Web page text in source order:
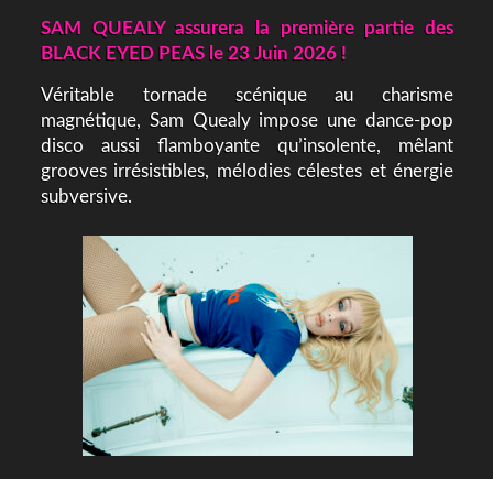
SAM QUEALY assurera la première partie des
BLACK EYED PEAS le 23 Juin 2026 !
Véritable tornade scénique au charisme
magnétique, Sam Quealy impose une dance-pop
disco aussi flamboyante qu’insolente, mêlant
grooves irrésistibles, mélodies célestes et énergie
subversive.